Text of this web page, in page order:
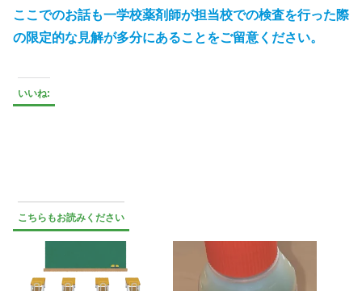
ここでのお話も一学校薬剤師が担当校での検査を行った際
の限定的な見解が多分にあることをご留意ください。
いいね:
こちらもお読みください